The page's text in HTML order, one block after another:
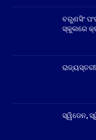
ବରୁଣସିଂ
ସ୍କୁଲରେ
ସ୍ୱିଡେନ,